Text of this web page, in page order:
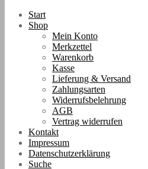
Start
Shop
Mein Konto
Merkzettel
Warenkorb
Kasse
Lieferung & Versand
Zahlungsarten
Widerrufsbelehrung
AGB
Vertrag widerrufen
Kontakt
Impressum
Datenschutzerklärung
Suche